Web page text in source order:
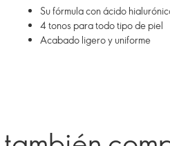
Su fórmula con ácido
4 tonos para todo tipo de piel
Acabado ligero y uniforme